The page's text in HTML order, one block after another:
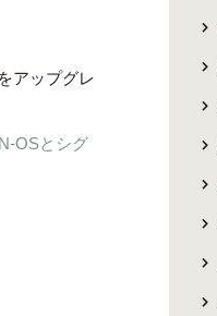
アップグレ
OSとシグ